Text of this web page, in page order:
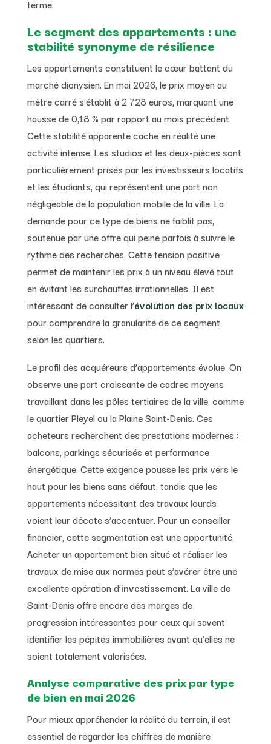
terme.
Le segment des appartements : une
stabilité synonyme de résilience
Les appartements constituent le cœur battant du
marché dionysien. En mai 2026, le prix moyen au
mètre carré s’établit à 2 728 euros, marquant une
hausse de 0,18 % par rapport au mois précédent.
Cette stabilité apparente cache en réalité une
activité intense. Les studios et les deux-pièces sont
particulièrement prisés par les investisseurs locatifs
et les étudiants, qui représentent une part non
négligeable de la population mobile de la ville. La
demande pour ce type de biens ne faiblit pas,
soutenue par une offre qui peine parfois à suivre le
rythme des recherches. Cette tension positive
permet de maintenir les prix à un niveau élevé tout
en évitant les surchauffes irrationnelles. Il est
intéressant de consulter l’évolution des prix locaux
pour comprendre la granularité de ce segment
selon les quartiers.
Le profil des acquéreurs d’appartements évolue. On
observe une part croissante de cadres moyens
travaillant dans les pôles tertiaires de la ville, comme
le quartier Pleyel ou la Plaine Saint-Denis. Ces
acheteurs recherchent des prestations modernes :
balcons, parkings sécurisés et performance
énergétique. Cette exigence pousse les prix vers le
haut pour les biens sans défaut, tandis que les
appartements nécessitant des travaux lourds
voient leur décote s’accentuer. Pour un conseiller
financier, cette segmentation est une opportunité.
Acheter un appartement bien situé et réaliser les
travaux de mise aux normes peut s’avérer être une
excellente opération d’investissement. La ville de
Saint-Denis offre encore des marges de
progression intéressantes pour ceux qui savent
identifier les pépites immobilières avant qu’elles ne
soient totalement valorisées.
Analyse comparative des prix par type
de bien en mai 2026
Pour mieux appréhender la réalité du terrain, il est
essentiel de regarder les chiffres de manière